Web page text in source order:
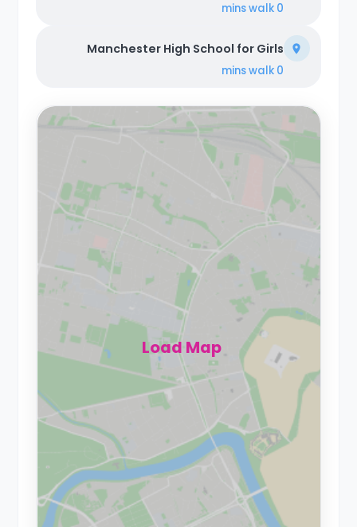
0 mins
walk
Manchester High School for Girls
0 mins
walk
Load Map